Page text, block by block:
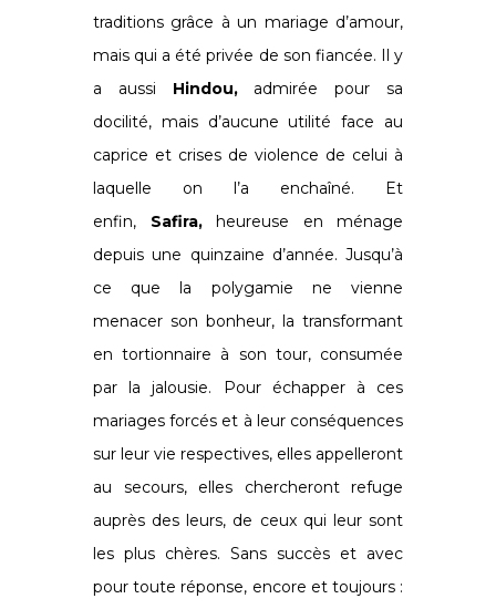
traditions grâce à un mariage d’amour,
mais qui a été privée de son fiancée. Il y
a aussi Hindou,admirée pour sa
docilité, mais d’aucune utilité face au
caprice et crises de violence de celui à
laquelle on l’a enchaîné. Et
enfin, Safira,heureuse en ménage
depuis une quinzaine d’année. Jusqu’à
ce que la polygamie ne vienne
menacer son bonheur, la transformant
en tortionnaire à son tour, consumée
par la jalousie. Pour échapper à ces
mariages forcés et à leur conséquences
sur leur vie respectives, elles appelleront
au secours, elles chercheront refuge
auprès des leurs, de ceux qui leur sont
les plus chères. Sans succès et avec
pour toute réponse, encore et toujours :